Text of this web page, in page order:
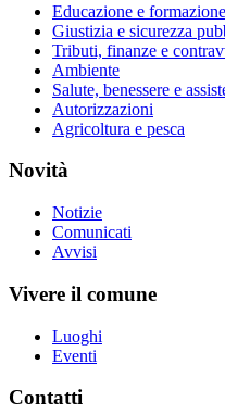
Educazione e formazione
Giustizia e sicurezza
Tributi, finanze e
Ambiente
Salute, benessere e
Autorizzazioni
Agricoltura e pesca
Novità
Notizie
Comunicati
Avvisi
Vivere il comune
Luoghi
Eventi
Contatti